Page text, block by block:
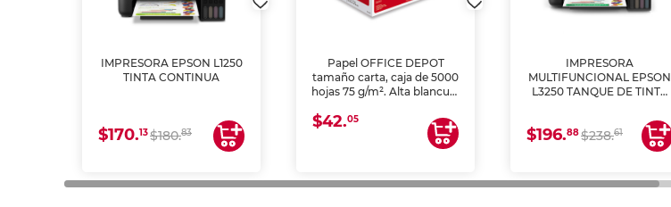
IMPRESORA EPSON L1250
TINTA CONTINUA
$170.13$180.83
Papel OFFICE DEPOT
tamaño carta, caja de 5000
hojas 75 g/m². Alta blancura
láser e inkjet. Ideal para
impresión de alto volumen
en oficinas y negocios.
$42.05
IMPRESORA
MULTIFUNCIONAL EPSON
L3250 TANQUE DE TINTA
$196.88$238.61